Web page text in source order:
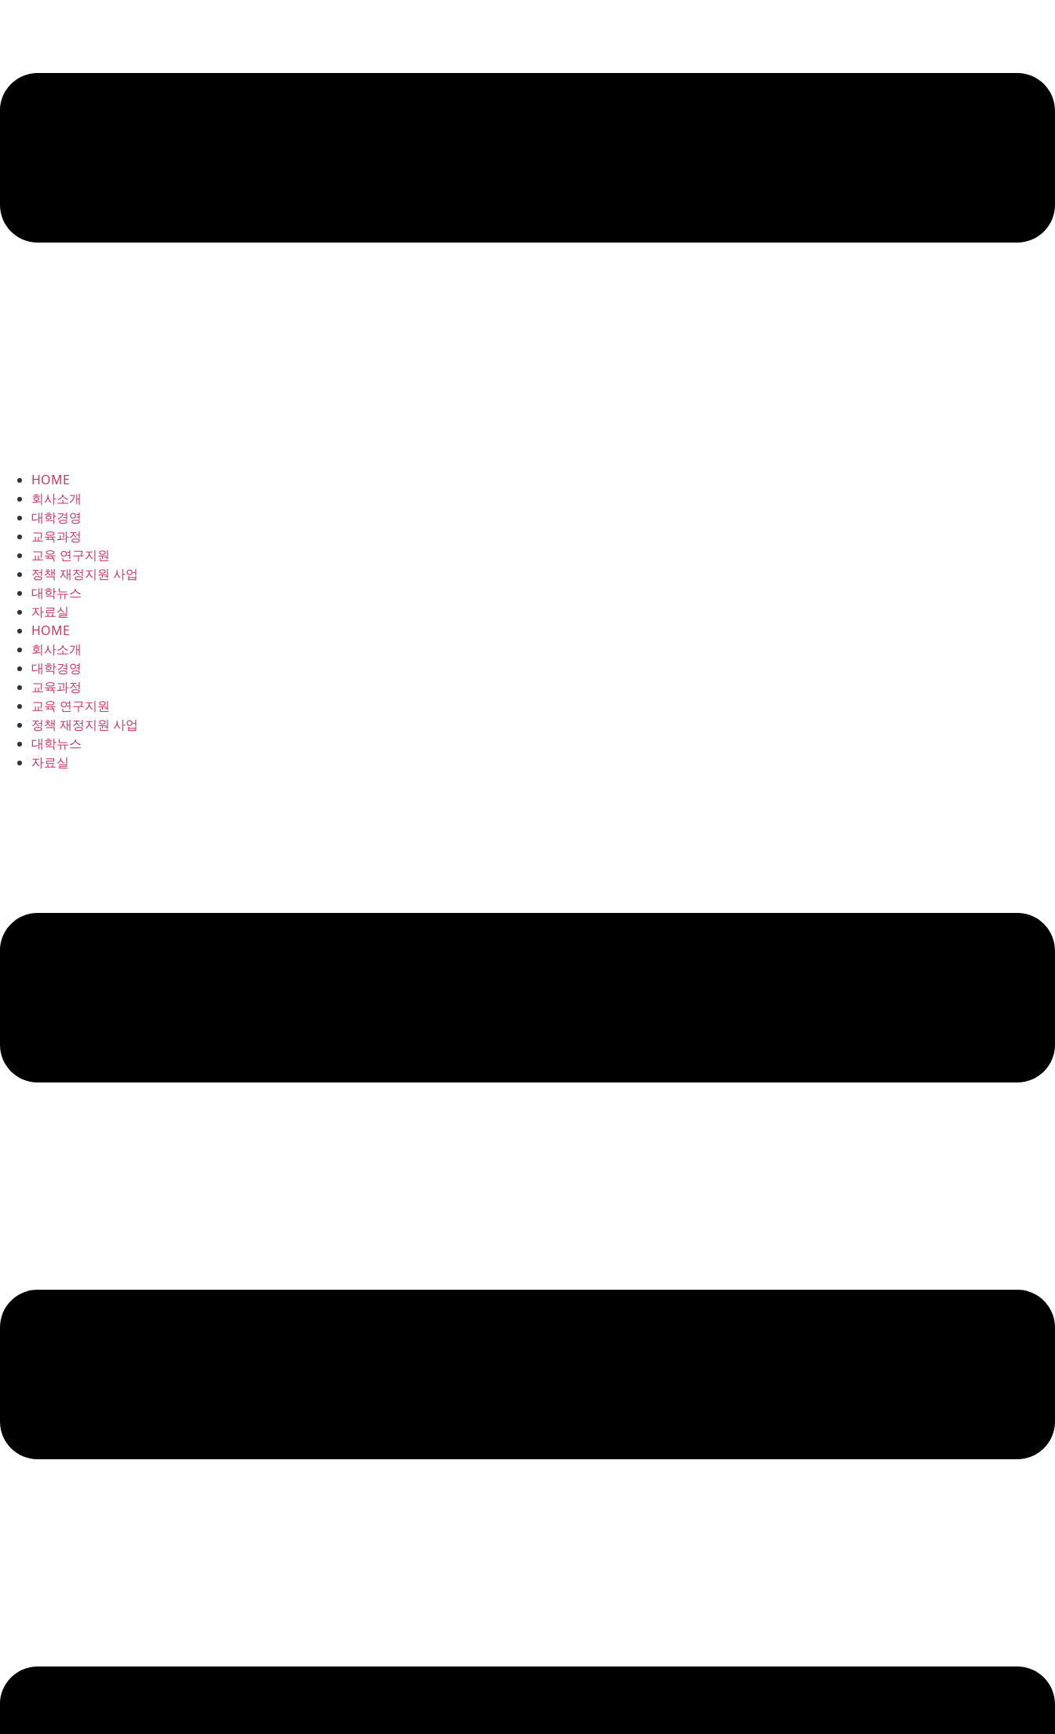
HOME
회사소개
대학경영
교육과정
교육 연구지원
정책 재정지원 사업
대학뉴스
자료실
HOME
회사소개
대학경영
교육과정
교육 연구지원
정책 재정지원 사업
대학뉴스
자료실